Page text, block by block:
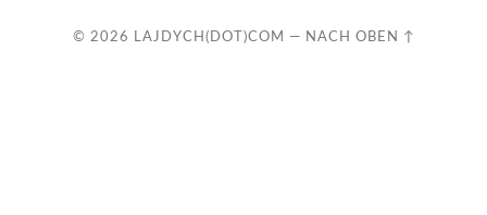
© 2026 LAJDYCH(DOT)COM — NACH OBEN ↑